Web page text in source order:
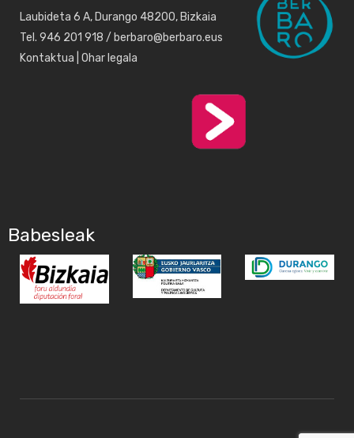
Laubideta 6 A, Durango 48200, Bizkaia
Tel. 946 201 918 / berbaro@berbaro.eus
Kontaktua Ohar legala
Babesleak